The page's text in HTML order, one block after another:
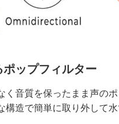
ップフィルター
く音質を保ったまま声の
構造で簡単に取り外して